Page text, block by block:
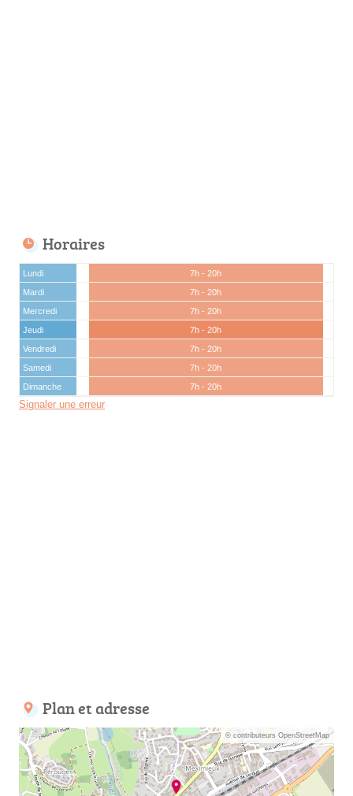
Horaires
Lundi
7h - 20h
Mardi
7h - 20h
Mercredi
7h - 20h
Jeudi
7h - 20h
Vendredi
7h - 20h
Samedi
7h - 20h
Dimanche
7h - 20h
Signaler une erreur
Plan et adresse
© contributeurs OpenStreetMap